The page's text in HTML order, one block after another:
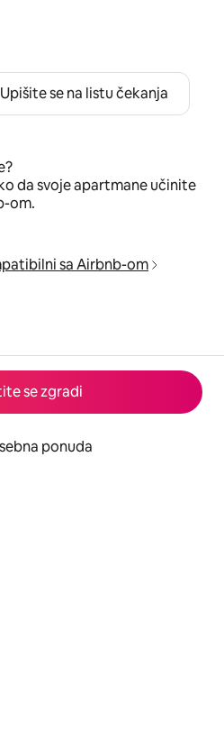
se zgradi
ponuda
Upišite se na listu čekanja
da svoje apartmane učinite
om.
sa Airbnb-om